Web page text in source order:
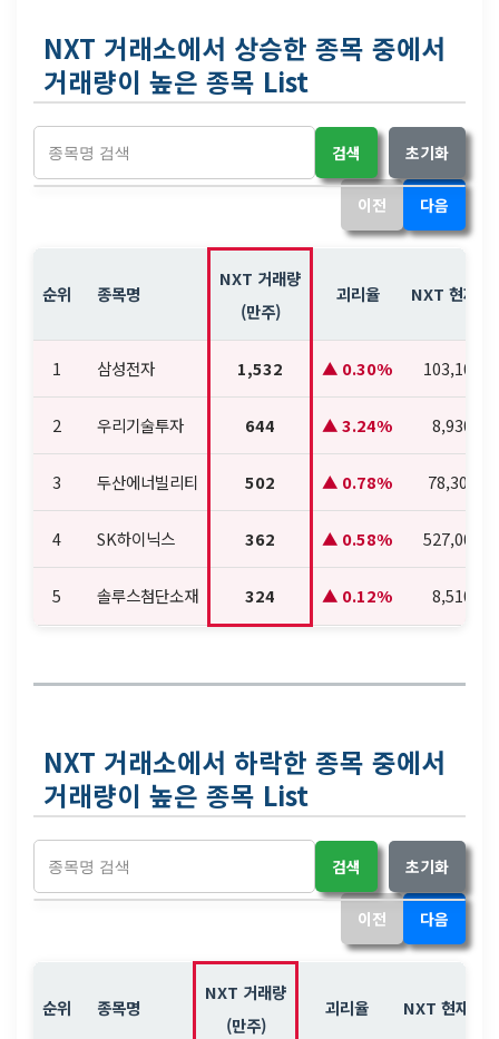
NXT 거래소에서 상승한 종목 중에서
거래량이 높은 종목 List
검색 초기화
이전 다음
순위 종목명
NXT 거래량
(만주)
괴리율 NXT 현재가
1 삼성전자 1,532 0.30% 103,100
2 우리기술투자 644 3.24% 8,930
3 두산에너빌리티 502 0.78% 78,300
4 SK하이닉스 362 0.58% 527,000
5 솔루스첨단소재 324 0.12% 8,510
NXT 거래소에서 하락한 종목 중에서
거래량이 높은 종목 List
검색 초기화
이전 다음
순위 종목명
NXT 거래량
(만주)
괴리율 NXT 현재가